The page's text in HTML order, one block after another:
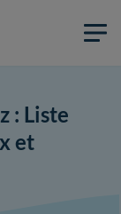
: Liste
et